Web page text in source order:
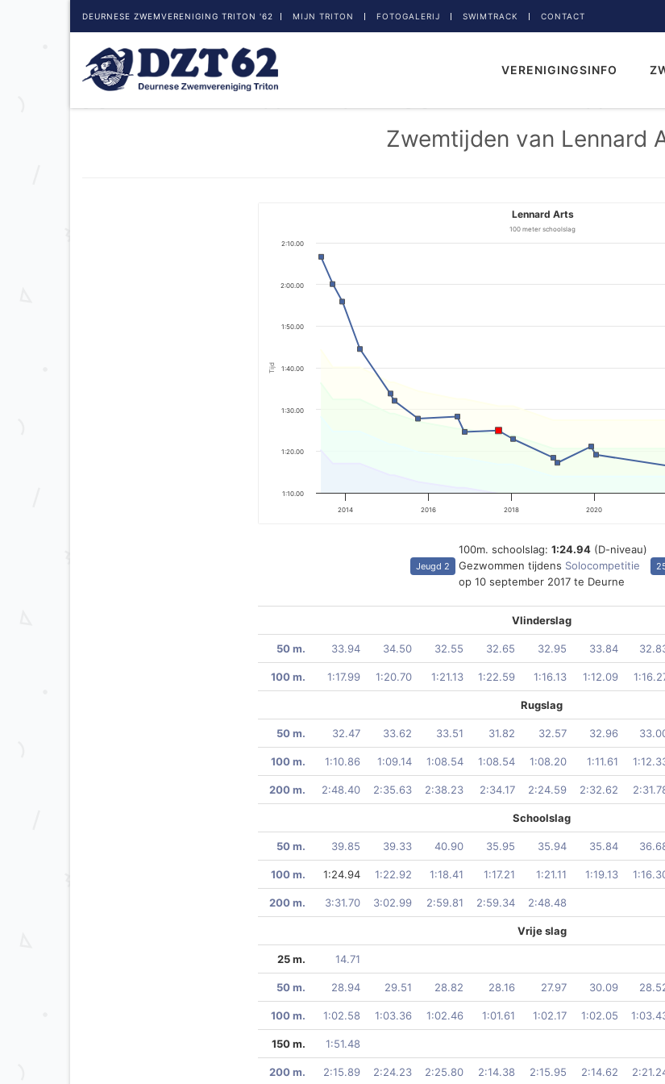
DEURNESE ZWEMVERENIGING TRITON '62 MIJN TRITON FOTOGALERIJ SWIMTRACK CONTACT
VERENIGINGSINFO
Zwemtijden van Lennard
Tijd
Lennard Arts
100 meter schoolslag
2014 2016 2018 2020
1:10.00
1:20.00
1:30.00
1:40.00
1:50.00
2:00.00
2:10.00
Jeugd 2
100m. schoolslag: 1:24.94 (D-niveau)
Gezwommen tijdens Solocompetitie
op 10 september 2017 te Deurne
Vlinderslag
50 m. 33.94 34.50 32.55 32.65 32.95 33.84
100 m. 1:17.99 1:20.70 1:21.13 1:22.59 1:16.13 1:12.09
Rugslag
50 m. 32.47 33.62 33.51 31.82 32.57 32.96
100 m. 1:10.86 1:09.14 1:08.54 1:08.54 1:08.20 1:11.61
200 m. 2:48.40 2:35.63 2:38.23 2:34.17 2:24.59 2:32.62
Schoolslag
50 m. 39.85 39.33 40.90 35.95 35.94 35.84
100 m. 1:24.94 1:22.92 1:18.41 1:17.21 1:21.11 1:19.13
200 m. 3:31.70 3:02.99 2:59.81 2:59.34 2:48.48
Vrije slag
25 m. 14.71
50 m. 28.94 29.51 28.82 28.16 27.97 30.09
100 m. 1:02.58 1:03.36 1:02.46 1:01.61 1:02.17 1:02.05
150 m. 1:51.48
200 m. 2:15.89 2:24.23 2:25.80 2:14.38 2:15.95 2:14.62